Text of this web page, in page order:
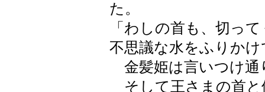
た。
「わしの首も、切っ
不思議な水をふりか
金髪姫は言いつけ通
そして王さまの首と